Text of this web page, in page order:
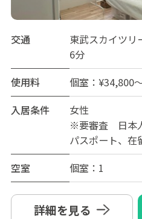
交通
東武スカイツリ
6分
使用料
個室：¥34,800
入居条件
女性
※要審査 日本
パスポート、在
空室
個室：1
詳細を見る